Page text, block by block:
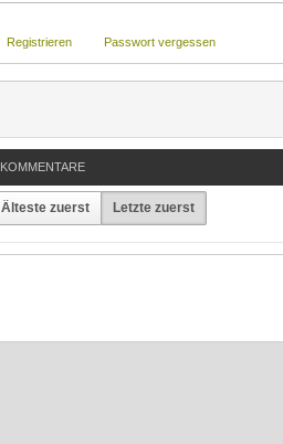
Registrieren Passwort vergessen
KOMMENTARE
Älteste zuerst Letzte zuerst